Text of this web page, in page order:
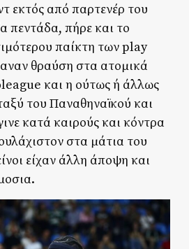
εκτός από παρτενέρ του
πεντάδα, πήρε και το
παίκτη των play
θραύση στα ατομικά
και η ούτως ή άλλως
του Παναθηναϊκού και
κατά καιρούς και κόντρα
στα μάτια του
είχαν άλλη άποψη και